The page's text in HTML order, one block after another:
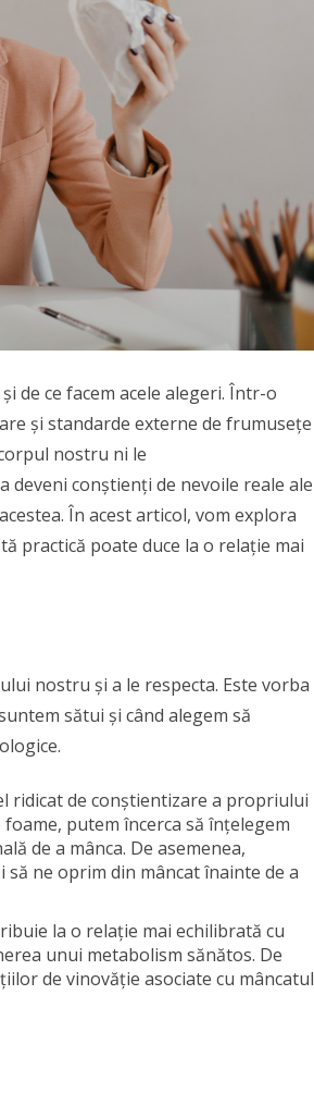
de ce facem acele alegeri. Într-o
și standarde externe de frumusețe
nostru ni le
deveni conștienți de nevoile reale ale
În acest articol, vom explora
practică poate duce la o relație mai
nostru și a le respecta. Este vorba
sătui și când alegem să
ridicat de conștientizare a propriului
putem încerca să înțelegem
de a mânca. De asemenea,
ne oprim din mâncat înainte de a
la o relație mai echilibrată cu
unui metabolism sănătos. De
de vinovăție asociate cu mâncatul